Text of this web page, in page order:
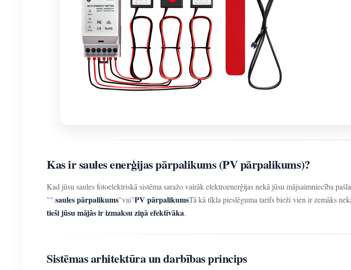
Kas ir saules enerģijas pārpalikums (PV pārpalikums)?
Kad jūsu saules fotoelektriskā sistēma saražo vairāk elektroenerģijas nekā jūsu mājsaimniecība
"".saules pārpalikums"vai"PV pārpalikumsTā kā tīkla pieslēguma tarifs bieži vien ir zemāks
tieši jūsu mājās ir izmaksu ziņā efektīvāka.
Sistēmas arhitektūra un darbības princips